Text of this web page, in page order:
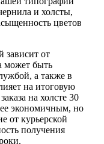
и холсты,
цветов
зависит от
может быть
а также в
на итоговую
на холсте 30
экономичным, но
от курьерской
получения